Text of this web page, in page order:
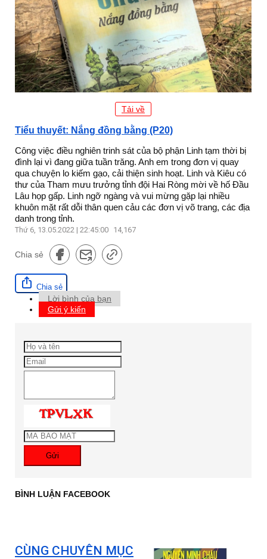
Tải về
Tiểu thuyết: Nắng đồng bằng (P20)
Công việc điều nghiên trinh sát của bộ phận Linh tạm thời bị
đình lại vì đang giữa tuần trăng. Anh em trong đơn vị quay
qua chuyện lo kiếm gạo, cải thiện sinh hoạt. Linh và Kiêu có
thư của Tham mưu trưởng tỉnh đội Hai Ròng mời về hố Đầu
Lâu họp gấp. Linh ngỡ ngàng và vui mừng gặp lại nhiều
khuôn mặt rất dỗi thân quen cảu các đơn vị võ trang, các địa
danh trong tỉnh.
Thứ 6, 13.05.2022 | 22:45:00 14,167
Chia sẻ
Chia sẻ
Lời bình của bạn
Gửi ý kiến
Gửi
BÌNH LUẬN FACEBOOK
CÙNG CHUYÊN MỤC